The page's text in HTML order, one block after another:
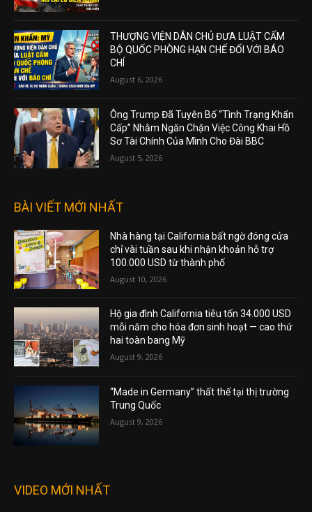
THƯỢNG VIỆN DÂN CHỦ ĐƯA LUẬT CẤM
BỘ QUỐC PHÒNG HẠN CHẾ ĐỐI VỚI BÁO
CHÍ
August 6, 2026
Ông Trump Đã Tuyên Bố “Tình Trạng Khẩn
Cấp” Nhằm Ngăn Chặn Việc Công Khai Hồ
Sơ Tài Chính Của Mình Cho Đài BBC
August 5, 2026
BÀI VIẾT MỚI NHẤT
Nhà hàng tại California bất ngờ đóng cửa
chỉ vài tuần sau khi nhận khoản hỗ trợ
100.000 USD từ thành phố
August 10, 2026
Hộ gia đình California tiêu tốn 34.000 USD
mỗi năm cho hóa đơn sinh hoạt — cao thứ
hai toàn bang Mỹ
August 9, 2026
“Made in Germany” thất thế tại thị trường
Trung Quốc
August 9, 2026
VIDEO MỚI NHẤT